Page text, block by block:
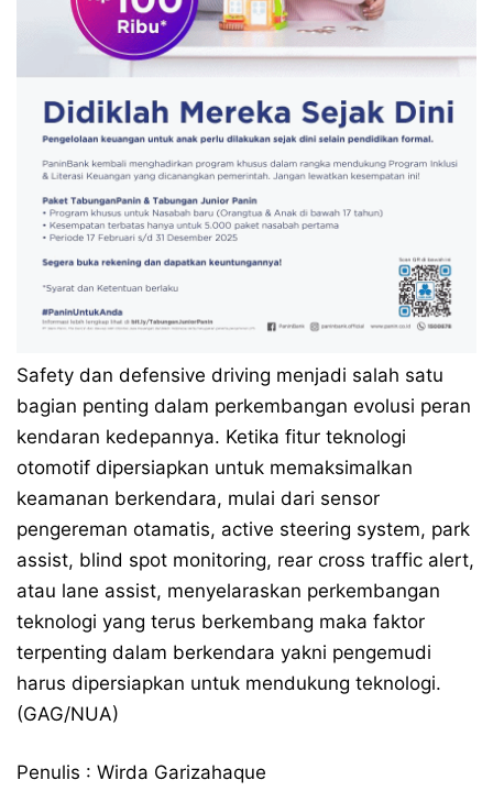
Safety dan defensive driving menjadi salah satu
bagian penting dalam perkembangan evolusi peran
kendaran kedepannya. Ketika fitur teknologi
otomotif dipersiapkan untuk memaksimalkan
keamanan berkendara, mulai dari sensor
pengereman otamatis, active steering system, park
assist, blind spot monitoring, rear cross traffic alert,
atau lane assist, menyelaraskan perkembangan
teknologi yang terus berkembang maka faktor
terpenting dalam berkendara yakni pengemudi
harus dipersiapkan untuk mendukung teknologi.
(GAG/NUA)
Penulis : Wirda Garizahaque